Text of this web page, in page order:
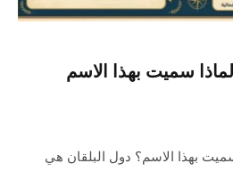
سميت بهذا الاسم
بهذا الاسم؟ دول البلقان هي